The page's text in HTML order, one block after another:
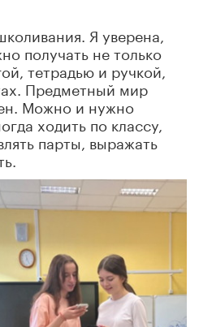
Я уверена,
получать не только
тетрадью и ручкой,
Предметный мир
Можно и нужно
ходить по классу,
парты, выражать